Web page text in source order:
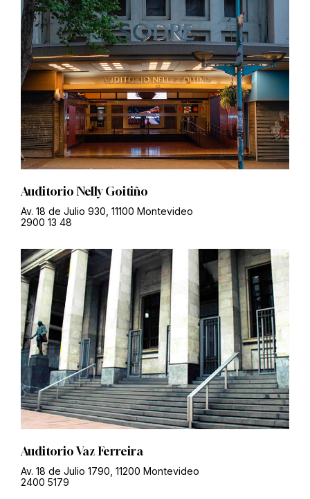
Auditorio Nelly Goitiño
Av. 18 de Julio 930, 11100 Montevideo
2900 13 48
Auditorio Vaz Ferreira
Av. 18 de Julio 1790, 11200 Montevideo
2400 5179